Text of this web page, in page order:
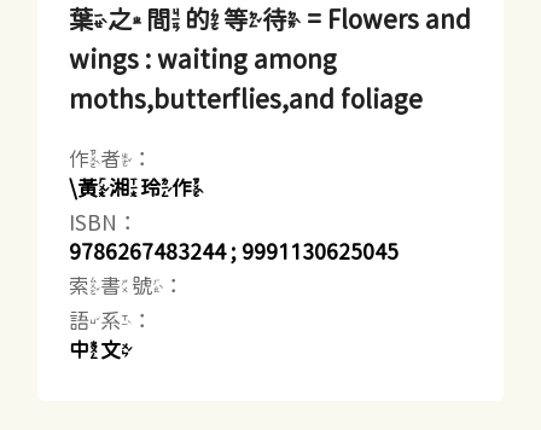
葉之間的等待 = Flowers and
wings : waiting among
moths,butterflies,and foliage
作者：
\黃湘玲作
ISBN：
9786267483244 ; 9991130625045
索書號：
語系：
中文